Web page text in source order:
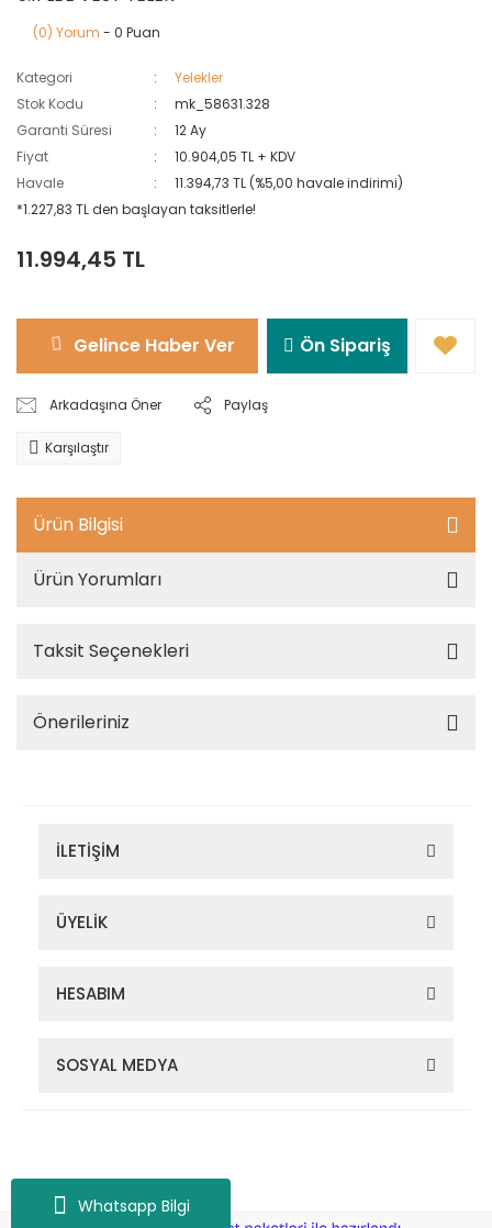
Whatsapp Bilgi
(0) Yorum - 0 Puan
Kategori
Yelekler
Stok Kodu
mk_58631.328
Garanti Süresi
12 Ay
Fiyat
10.904,05 TL + KDV
Havale
11.394,73 TL (%5,00 havale indirimi)
*1.227,83 TL den başlayan taksitlerle!
11.994,45 TL
Gelince Haber Ver Ön Sipariş
Arkadaşına Öner Paylaş
Karşılaştır
Ürün Bilgisi
Ürün Yorumları
Taksit Seçenekleri
Önerileriniz
İLETİŞİM
ÜYELİK
HESABIM
SOSYAL MEDYA